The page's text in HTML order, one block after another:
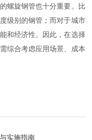
螺旋钢管也十分重要。比
级别的钢管；而对于城市
和经济性。因此，在选择
综合考虑应用场景、成本
实施指南